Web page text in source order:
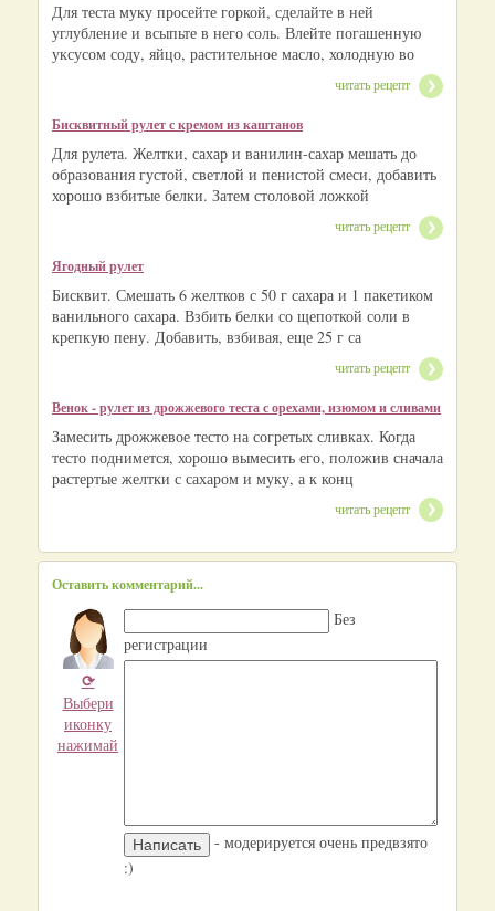
Для теста муку просейте горкой, сделайте в ней
углубление и всыпьте в него соль. Влейте погашенную
уксусом соду, яйцо, растительное масло, холодную во
читать рецепт
Бисквитный рулет с кремом из каштанов
Для рулета. Желтки, сахар и ванилин-сахар мешать до
образования густой, светлой и пенистой смеси, добавить
хорошо взбитые белки. Затем столовой ложкой
читать рецепт
Ягодный рулет
Бисквит. Смешать 6 желтков с 50 г сахара и 1 пакетиком
ванильного сахара. Взбить белки со щепоткой соли в
крепкую пену. Добавить, взбивая, еще 25 г са
читать рецепт
Венок - рулет из дрожжевого теста с орехами, изюмом и сливами
Замесить дрожжевое тесто на согретых сливках. Когда
тесто поднимется, хорошо вымесить его, положив сначала
растертые желтки с сахаром и муку, а к конц
читать рецепт
Оставить комментарий...
⟳
Выбери
иконку
нажимай
Без
регистрации
- модерируется очень предвзято
:)